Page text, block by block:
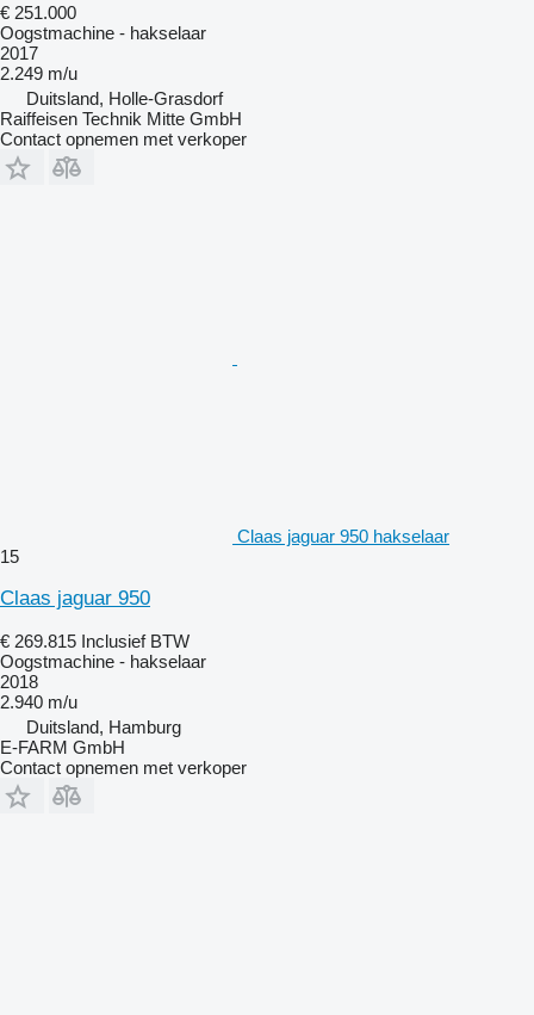
€ 251.000
Oogstmachine - hakselaar
2017
2.249 m/u
Duitsland, Holle-Grasdorf
Raiffeisen Technik Mitte GmbH
Contact opnemen met verkoper
Claas jaguar 950 hakselaar
15
Claas jaguar 950
€ 269.815 Inclusief BTW
Oogstmachine - hakselaar
2018
2.940 m/u
Duitsland, Hamburg
E-FARM GmbH
Contact opnemen met verkoper